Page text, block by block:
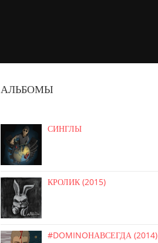
АЛЬБОМЫ
СИНГЛЫ
КРОЛИК (2015)
#DOMINOНАВСЕГДА (2014)